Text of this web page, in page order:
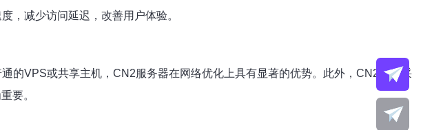
，减少访问延迟，改善用户体验。
的VPS或共享主机，CN2服务器在网络优化上具有显著的优势。此外，CN2网络采
要。